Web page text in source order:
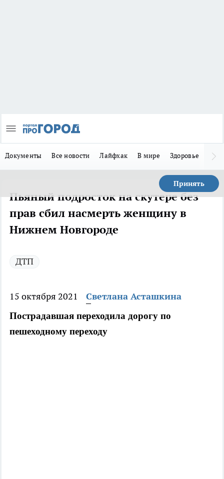
Документы Все новости Лайфхак В мире Здоровье
Принять
Пьяный подросток на скутере без
прав сбил насмерть женщину в
Нижнем Новгороде
ДТП
15 октября 2021 Светлана Асташкина
Пострадавшая переходила дорогу по
пешеходному переходу